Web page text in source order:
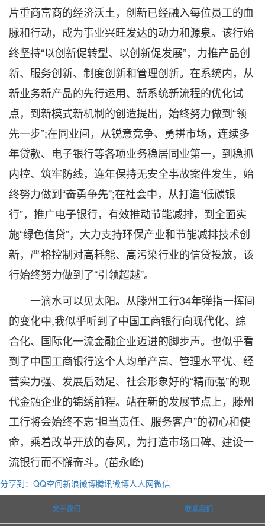
片重商富商的经济沃土，创新已经融入每位员工的血
脉和行动，成为事业兴旺发达的动力和源泉。该行始
终坚持“以创新促转型、以创新促发展”，力推产品创
新、服务创新、制度创新和管理创新。在系统内，从
新业务新产品的先行运用、新系统新流程的优化试
点，到新模式新机制的创造提出，始终努力做到“领
先一步”;在同业间，从锐意竞争、勇拼市场，连续多
年贷款、电子银行等各项业务稳居同业第一，到稳抓
内控、筑牢防线，连年保持无安全事故案件发生，始
终努力做到“奋勇争先”;在社会中，从打造“低碳银
行”，推广电子银行，有效推动节能减排，到全面实
施“绿色信贷”，大力支持环保产业和节能减排技术创
新，严格控制对高耗能、高污染行业的信贷投放，该
行始终努力做到了“引领超越”。
一滴水可以见太阳。从滕州工行34年弹指一挥间
的变化中,我似乎听到了中国工商银行向现代化、综
合化、国际化一流金融企业迈进的脚步声。也似乎看
到了中国工商银行这个人均单产高、管理水平优、经
营实力强、发展后劲足、社会形象好的“精而强”的现
代金融企业的锦绣前程。站在新的发展节点上，滕州
工行将会始终不忘“担当责任、服务客户”的初心和使
命，乘着改革开放的春风，为打造市场口碑、建设一
流银行而不懈奋斗。(苗永峰)
分享到： QQ空间新浪微博腾讯微博人人网微信
关于我们 联系我们